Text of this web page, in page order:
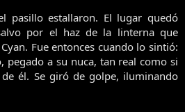
pasillo estallaron. El lugar quedó
por el haz de la linterna que
Fue entonces cuando lo sintió:
pegado a su nuca, tan real como si
él. Se giró de golpe, iluminando